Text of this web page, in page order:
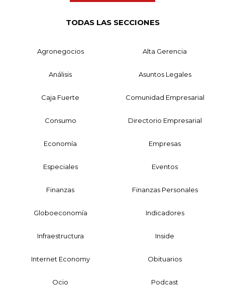
TODAS LAS SECCIONES
Agronegocios Alta Gerencia
Análisis Asuntos Legales
Caja Fuerte Comunidad Empresarial
Consumo Directorio Empresarial
Economía Empresas
Especiales Eventos
Finanzas Finanzas Personales
Globoeconomía Indicadores
Infraestructura Inside
Internet Economy Obituarios
Ocio Podcast